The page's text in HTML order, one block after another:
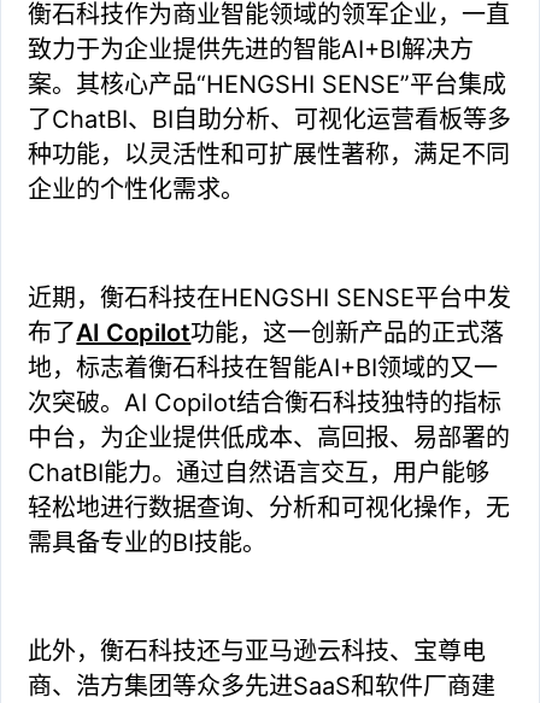
衡石科技作为商业智能领域的领军企业，一直
致力于为企业提供先进的智能AI+BI解决方
案。其核心产品“HENGSHI SENSE”平台集成
了ChatBI、BI自助分析、可视化运营看板等多
种功能，以灵活性和可扩展性著称，满足不同
企业的个性化需求。
近期，衡石科技在HENGSHI SENSE平台中发
布了AI Copilot功能，这一创新产品的正式落
地，标志着衡石科技在智能AI+BI领域的又一
次突破。AI Copilot结合衡石科技独特的指标
中台，为企业提供低成本、高回报、易部署的
ChatBI能力。通过自然语言交互，用户能够
轻松地进行数据查询、分析和可视化操作，无
需具备专业的BI技能。
此外，衡石科技还与亚马逊云科技、宝尊电
商、浩方集团等众多先进SaaS和软件厂商建